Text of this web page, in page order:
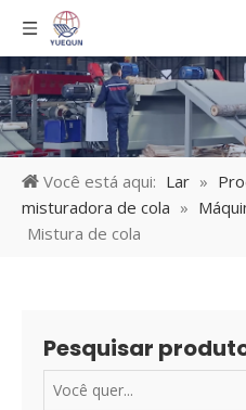
Você está aqui: Lar »
misturadora de cola »
Mistura de cola
Pesquisar